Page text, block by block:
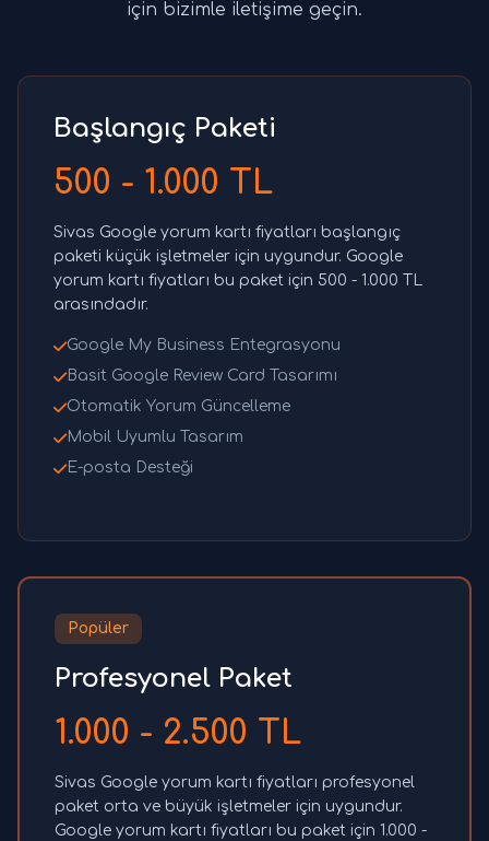
için bizimle iletişime geçin.
Başlangıç Paketi
500 - 1.000 TL
Sivas Google yorum kartı fiyatları başlangıç
paketi küçük işletmeler için uygundur. Google
yorum kartı fiyatları bu paket için 500 - 1.000 TL
arasındadır.
Google My Business Entegrasyonu
Basit Google Review Card Tasarımı
Otomatik Yorum Güncelleme
Mobil Uyumlu Tasarım
E-posta Desteği
Popüler
Profesyonel Paket
1.000 - 2.500 TL
Sivas Google yorum kartı fiyatları profesyonel
paket orta ve büyük işletmeler için uygundur.
Google yorum kartı fiyatları bu paket için 1.000 -